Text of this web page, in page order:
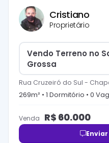
Cristiano
Proprietário
Vendo Terreno no
Grossa
Rua Cruzeiró do Sul -
269m² • 1 Dormitório • 0
Venda R$ 60.000